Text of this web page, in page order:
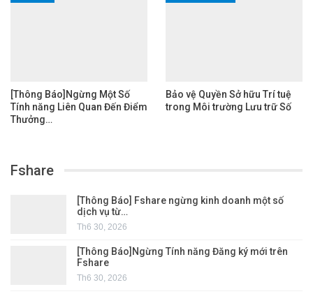
[Thông Báo]Ngừng Một Số
Tính năng Liên Quan Đến Điểm
Thưởng…
Bảo vệ Quyền Sở hữu Trí tuệ
trong Môi trường Lưu trữ Số
Fshare
[Thông Báo] Fshare ngừng kinh doanh một số
dịch vụ từ…
Th6 30, 2026
[Thông Báo]Ngừng Tính năng Đăng ký mới trên
Fshare
Th6 30, 2026